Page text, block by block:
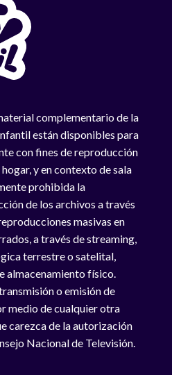
complementario de la
están disponibles para
con fines de reproducción
y en contexto de sala
prohibida la
de los archivos a través
masivas en
a través de streaming,
terrestre o satelital,
almacenamiento físico.
o emisión de
medio de cualquier otra
carezca de la autorización
Nacional de Televisión.